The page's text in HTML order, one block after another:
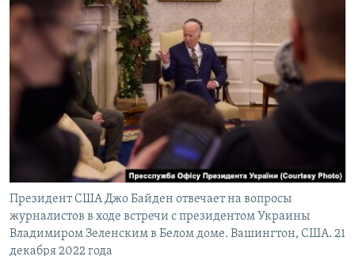
Президент США Джо Байден отвечает на вопросы
журналистов в ходе встречи с президентом Украины
Владимиром Зеленским в Белом доме. Вашингтон, США. 21
декабря 2022 года